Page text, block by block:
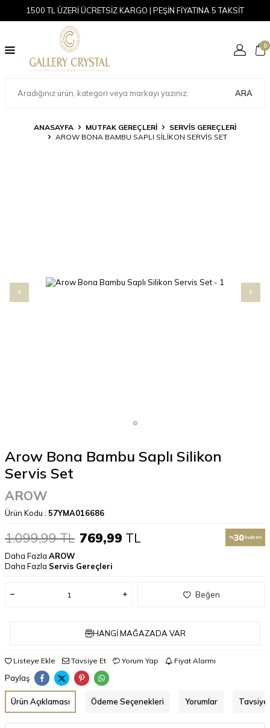
1500 TL ÜZERİ ÜCRETSİZ KARGO | PEŞİN FİYATINA 5 TAKSİT
ARA
0
ANASAYFA MUTFAK GEREÇLERİ
SERVIS GEREÇLERI
AROW BONA BAMBU SAPLI SILIKON SERVIS SET
Arow Bona Bambu Saplı Silikon
Servis Set
AROW
Ürün Kodu : 57YMA016686
1.099,99TL 769,99 TL %30İndirim
Daha Fazla AROW
Daha Fazla Servis Gereçleri
Beğen
HANGI MAĞAZADA VAR
Listeye Ekle Tavsiye Et Yorum Yap Fiyat Alarmı
Paylaş
Ürün Açıklaması Ödeme Seçenekleri Yorumlar Tavsiye